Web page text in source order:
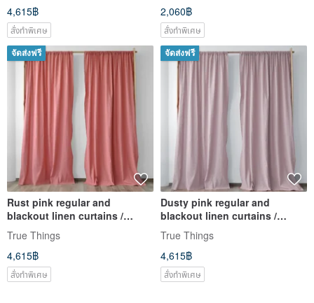
4,615฿
สั่งทำพิเศษ
Pond│Webbing
2,060฿
สั่งทำพิเศษ
จัดส่งฟรี
Rust pink regular and
blackout linen curtains /
Custom curtains / 2 panels
True Things
4,615฿
สั่งทำพิเศษ
จัดส่งฟรี
Dusty pink regular and
blackout linen curtains /
Custom curtains / 2 panels
True Things
4,615฿
สั่งทำพิเศษ